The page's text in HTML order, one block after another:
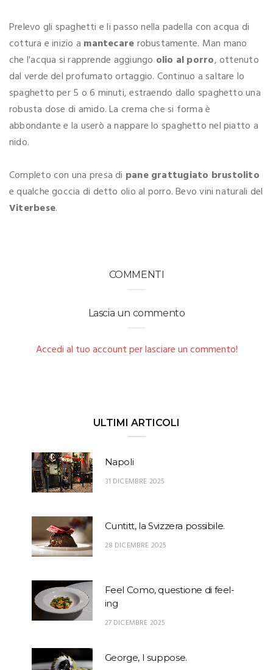
Prelevo gli spaghetti e li passo nella padella con acqua di
cottura e inizio a mantecarerobustamente. Man mano
che l'acqua si rapprende aggiungo olio al porro, ottenuto
dal verde del profumato ortaggio. Continuo a saltare lo
spaghetto per 5 o 6 minuti, estraendo dallo spaghetto una
robusta dose di amido. La crema che si forma è
abbondante e la userò a nappare lo spaghetto nel piatto a
nido.
Completo con una presa di pane grattugiato brustolito
e qualche goccia di detto olio al porro. Bevo vini naturali del
Viterbese.
COMMENTI
Lascia un commento
Accedi al tuo account per lasciare un commento!
ULTIMI ARTICOLI
Napoli
31 DICEMBRE 2025
Cuntitt, la Svizzera possibile.
28 DICEMBRE 2025
Feel Como, questione di feel-
ing
27 DICEMBRE 2025
George, I suppose.